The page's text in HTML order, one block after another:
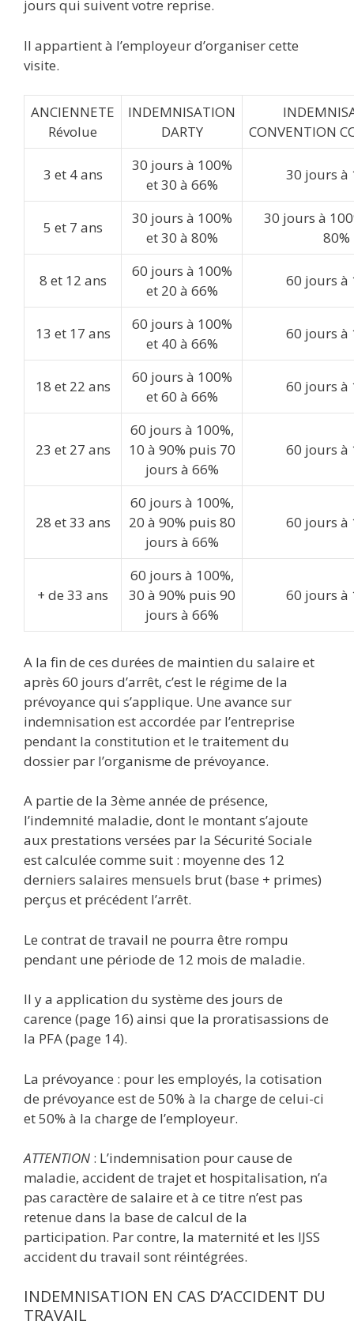
jours qui suivent votre reprise.
Il appartient à l’employeur d’organiser cette
visite.
ANCIENNETE
Révolue
INDEMNISATION
DARTY
CONVENTION
3 et 4 ans
30 jours à 100%
et 30 à 66%
30 jours à
5 et 7 ans
30 jours à 100%
et 30 à 80%
30 jours à
80%
8 et 12 ans
60 jours à 100%
et 20 à 66%
60 jours à
13 et 17 ans
60 jours à 100%
et 40 à 66%
60 jours à
18 et 22 ans
60 jours à 100%
et 60 à 66%
60 jours à
23 et 27 ans
60 jours à 100%,
10 à 90% puis 70
jours à 66%
60 jours à
28 et 33 ans
60 jours à 100%,
20 à 90% puis 80
jours à 66%
60 jours à
+ de 33 ans
60 jours à 100%,
30 à 90% puis 90
jours à 66%
60 jours à
A la fin de ces durées de maintien du salaire et
après 60 jours d’arrêt, c’est le régime de la
prévoyance qui s’applique. Une avance sur
indemnisation est accordée par l’entreprise
pendant la constitution et le traitement du
dossier par l’organisme de prévoyance.
A partie de la 3ème année de présence,
l’indemnité maladie, dont le montant s’ajoute
aux prestations versées par la Sécurité Sociale
est calculée comme suit : moyenne des 12
derniers salaires mensuels brut (base + primes)
perçus et précédent l’arrêt.
Le contrat de travail ne pourra être rompu
pendant une période de 12 mois de maladie.
Il y a application du système des jours de
carence (page 16) ainsi que la proratisassions de
la PFA (page 14).
La prévoyance : pour les employés, la cotisation
de prévoyance est de 50% à la charge de celui-ci
et 50% à la charge de l’employeur.
ATTENTION : L’indemnisation pour cause de
maladie, accident de trajet et hospitalisation, n’a
pas caractère de salaire et à ce titre n’est pas
retenue dans la base de calcul de la
participation. Par contre, la maternité et les IJSS
accident du travail sont réintégrées.
INDEMNISATION EN CAS D’ACCIDENT DU
TRAVAIL